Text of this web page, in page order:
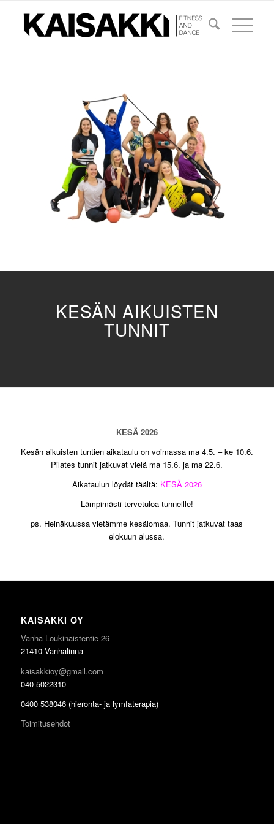
KESÄN AIKUISTEN
TUNNIT
KESÄ 2026
Kesän aikuisten tuntien aikataulu on voimassa ma 4.5. – ke 10.6.
Pilates tunnit jatkuvat vielä ma 15.6. ja ma 22.6.
Aikataulun löydät täältä: KESÄ 2026
Lämpimästi tervetuloa tunneille!
ps. Heinäkuussa vietämme kesälomaa. Tunnit jatkuvat taas
elokuun alussa.
KAISAKKI OY
Vanha Loukinaistentie 26
21410 Vanhalinna
kaisakkioy@gmail.com
040 5022310
0400 538046 (hieronta- ja lymfaterapia)
Toimitusehdot